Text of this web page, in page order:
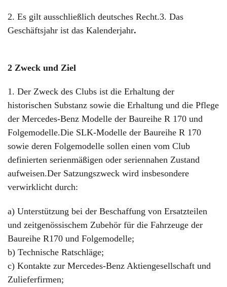
2. Es gilt ausschließlich deutsches Recht.3. Das
Geschäftsjahr ist das Kalenderjahr.
2 Zweck und Ziel
1. Der Zweck des Clubs ist die Erhaltung der
historischen Substanz sowie die Erhaltung und die Pflege
der Mercedes-Benz Modelle der Baureihe R 170 und
Folgemodelle.Die SLK-Modelle der Baureihe R 170
sowie deren Folgemodelle sollen einen vom Club
definierten serienmäßigen oder seriennahen Zustand
aufweisen.Der Satzungszweck wird insbesondere
verwirklicht durch:
a) Unterstützung bei der Beschaffung von Ersatzteilen
und zeitgenössischem Zubehör für die Fahrzeuge der
Baureihe R170 und Folgemodelle;
b) Technische Ratschläge;
c) Kontakte zur Mercedes-Benz Aktiengesellschaft und
Zulieferfirmen;